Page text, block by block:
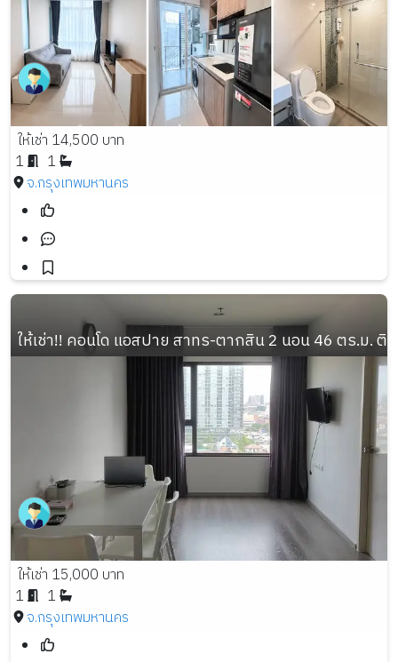
ให้เช่า 14,500 บาท
1
1
จ.กรุงเทพมหานคร
ให้เช่า!! คอนโด แอสปาย สาทร-ตากสิน 2 นอน 46 ตร.ม. ติ
ให้เช่า 15,000 บาท
1
1
จ.กรุงเทพมหานคร